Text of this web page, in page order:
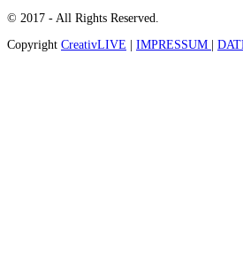
© 2017 - All Rights Reserved.
Copyright CreativLIVE IMPRESSUM